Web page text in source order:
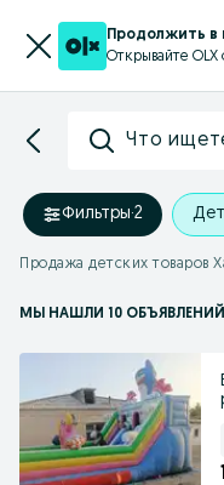
Продолжить в
Открывайте
Что
Фильтры·2
Продажа детских товаров
МЫ НАШЛИ 10 ОБЪЯВЛЕНИЙ